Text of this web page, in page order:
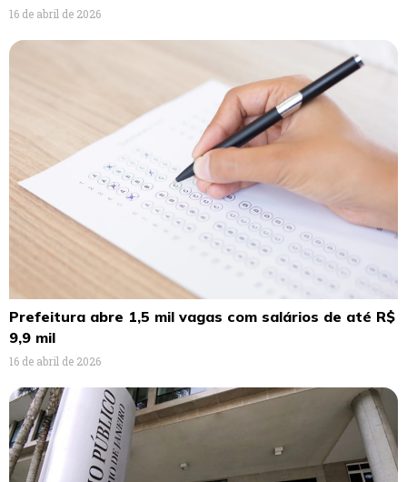
16 de abril de 2026
Prefeitura abre 1,5 mil vagas com salários de até R$
9,9 mil
16 de abril de 2026